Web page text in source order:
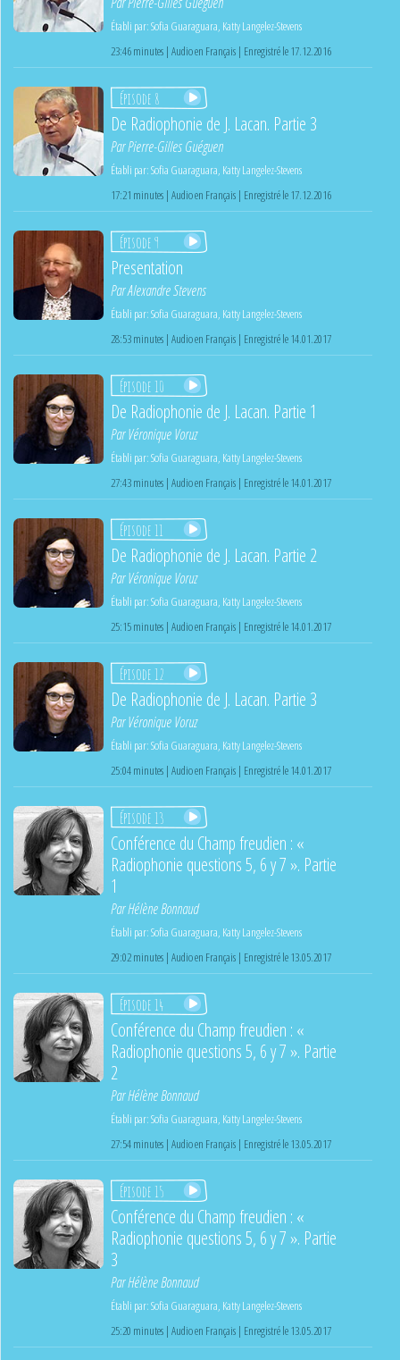
Établi par:Sofia Guaraguara Katty Langelez-Stevens
23:46 minutes | Audio en Français | Enregistré le 17.12.2016
Épisode 8
De Radiophonie de J. Lacan. Partie 3
ParPierre-Gilles Guéguen
Établi par:Sofia Guaraguara Katty Langelez-Stevens
17:21 minutes | Audio en Français | Enregistré le 17.12.2016
Épisode 9
Presentation
ParAlexandre Stevens
Établi par:Sofia Guaraguara Katty Langelez-Stevens
28:53 minutes | Audio en Français | Enregistré le 14.01.2017
Épisode 10
De Radiophonie de J. Lacan. Partie 1
ParVéronique Voruz
Établi par:Sofia Guaraguara Katty Langelez-Stevens
27:43 minutes | Audio en Français | Enregistré le 14.01.2017
Épisode 11
De Radiophonie de J. Lacan. Partie 2
ParVéronique Voruz
Établi par:Sofia Guaraguara Katty Langelez-Stevens
25:15 minutes | Audio en Français | Enregistré le 14.01.2017
Épisode 12
De Radiophonie de J. Lacan. Partie 3
ParVéronique Voruz
Établi par:Sofia Guaraguara Katty Langelez-Stevens
25:04 minutes | Audio en Français | Enregistré le 14.01.2017
Épisode 13
Conférence du Champ freudien : «
Radiophonie questions 5, 6 y 7 ». Partie
1
ParHélène Bonnaud
Établi par:Sofia Guaraguara Katty Langelez-Stevens
29:02 minutes | Audio en Français | Enregistré le 13.05.2017
Épisode 14
Conférence du Champ freudien : «
Radiophonie questions 5, 6 y 7 ». Partie
2
ParHélène Bonnaud
Établi par:Sofia Guaraguara Katty Langelez-Stevens
27:54 minutes | Audio en Français | Enregistré le 13.05.2017
Épisode 15
Conférence du Champ freudien : «
Radiophonie questions 5, 6 y 7 ». Partie
3
ParHélène Bonnaud
Établi par:Sofia Guaraguara Katty Langelez-Stevens
25:20 minutes | Audio en Français | Enregistré le 13.05.2017